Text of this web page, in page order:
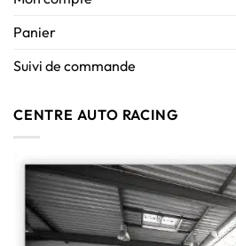
Panier
Suivi de commande
CENTRE AUTO RACING